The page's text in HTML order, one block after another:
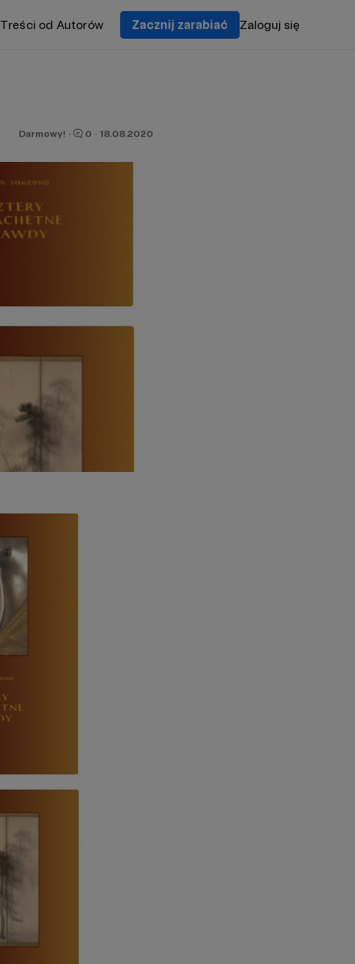
Treści od Autorów Zacznij zarabiać Zaloguj się
Darmowy! · 0 · 18.08.2020